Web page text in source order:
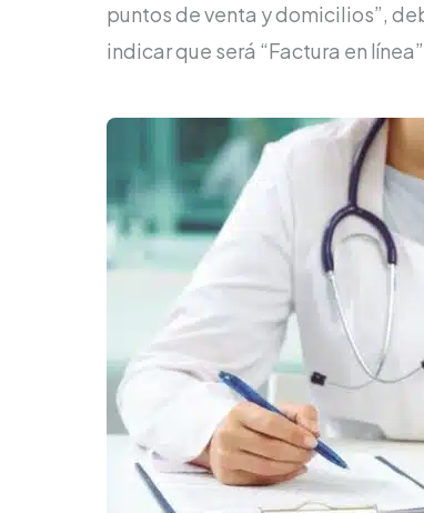
puntos de venta y domicilios”,
indicar que será “Factura en